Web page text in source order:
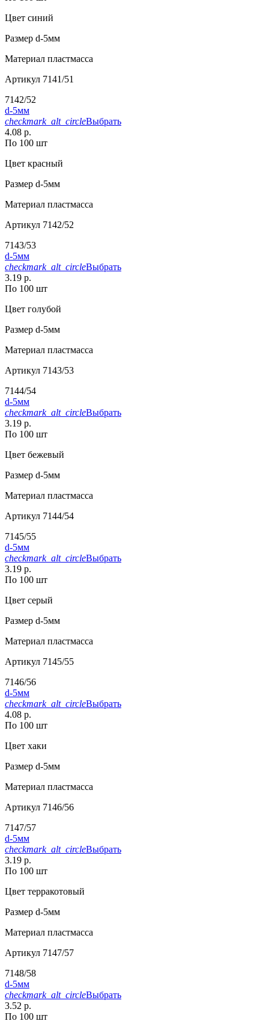
Цвет синий
Размер d-5мм
Материал пластмасса
Артикул 7141/51
7142/52
d-5мм
checkmark_alt_circleВыбрать
4.08 р.
По 100 шт
Цвет красный
Размер d-5мм
Материал пластмасса
Артикул 7142/52
7143/53
d-5мм
checkmark_alt_circleВыбрать
3.19 р.
По 100 шт
Цвет голубой
Размер d-5мм
Материал пластмасса
Артикул 7143/53
7144/54
d-5мм
checkmark_alt_circleВыбрать
3.19 р.
По 100 шт
Цвет бежевый
Размер d-5мм
Материал пластмасса
Артикул 7144/54
7145/55
d-5мм
checkmark_alt_circleВыбрать
3.19 р.
По 100 шт
Цвет серый
Размер d-5мм
Материал пластмасса
Артикул 7145/55
7146/56
d-5мм
checkmark_alt_circleВыбрать
4.08 р.
По 100 шт
Цвет хаки
Размер d-5мм
Материал пластмасса
Артикул 7146/56
7147/57
d-5мм
checkmark_alt_circleВыбрать
3.19 р.
По 100 шт
Цвет терракотовый
Размер d-5мм
Материал пластмасса
Артикул 7147/57
7148/58
d-5мм
checkmark_alt_circleВыбрать
3.52 р.
По 100 шт